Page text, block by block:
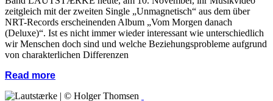
zeitgleich mit der zweiten Single „Unmagnetisch“ aus dem über
NRT-Records erscheinenden Album „Vom Morgen danach
(Deluxe)“. Ist es nicht immer wieder interessant wie unterschiedlich
wir Menschen doch sind und welche Beziehungsprobleme aufgrund
von charakterlichen Differenzen
Read more